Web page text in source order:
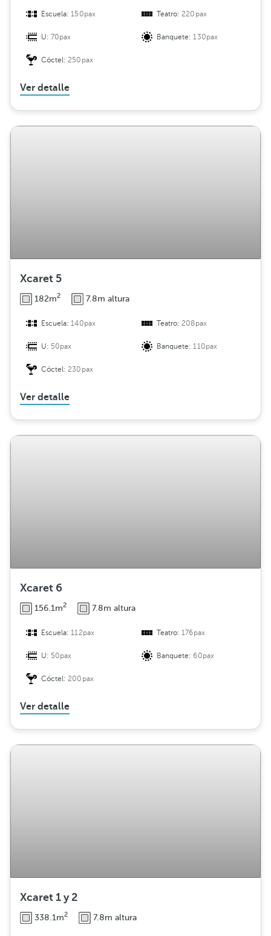
Escuela:150pax Teatro:220pax
U:70pax Banquete:130pax
Cóctel:250pax
Ver detalle
Xcaret 5
182m2 7.8m altura
Escuela:140pax Teatro:208pax
U: 50pax Banquete:110pax
Cóctel:230pax
Ver detalle
Xcaret 6
156.1m2 7.8m altura
Escuela:112pax Teatro:176pax
U: 50pax Banquete:60pax
Cóctel:200pax
Ver detalle
Xcaret 1 y 2
338.1m2 7.8m altura